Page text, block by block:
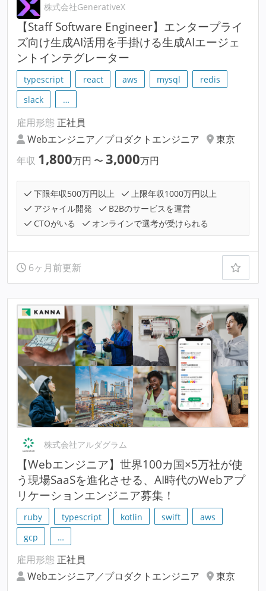
株式会社GenerativeX
【Staff Software Engineer】エンタープライ
ズ向け生成AI活用を手掛ける生成AIエージェ
ントインテグレーター
typescript react aws mysql
redis
slack
…
雇用形態 正社員
Webエンジニア／プロダクトエンジニア
東京
年収 1,800万円 〜 3,000万円
下限年収500万円以上
上限年収1000万円以上
アジャイル開発
B2Bのサービスを運営
CTOがいる
オンラインで選考が受けられる
6ヶ月前更新
株式会社アルダグラム
【Webエンジニア】世界100カ国×5万社が使
う現場SaaSを進化させる、AI時代のWebアプ
リケーションエンジニア募集！
ruby typescript kotlin swift
aws
gcp
…
雇用形態 正社員
Webエンジニア／プロダクトエンジニア
東京